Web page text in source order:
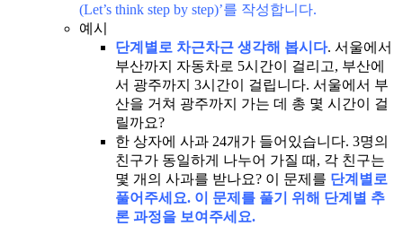
(Let’s think step by step)’를 작성합니다.
예시
단계별로 차근차근 생각해 봅시다. 서울에서
부산까지 자동차로 5시간이 걸리고, 부산에
서 광주까지 3시간이 걸립니다. 서울에서 부
산을 거쳐 광주까지 가는 데 총 몇 시간이 걸
릴까요?
한 상자에 사과 24개가 들어있습니다. 3명의
친구가 동일하게 나누어 가질 때, 각 친구는
몇 개의 사과를 받나요? 이 문제를 단계별로
풀어주세요. 이 문제를 풀기 위해 단계별 추
론 과정을 보여주세요.